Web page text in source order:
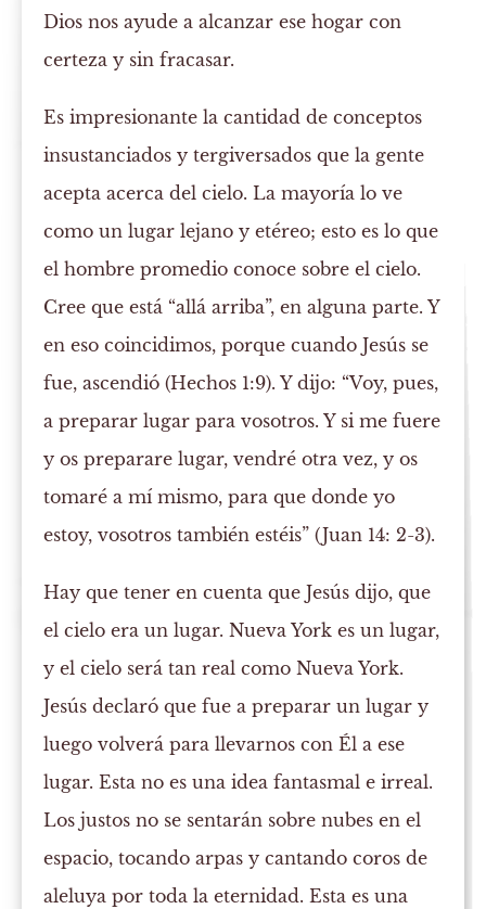
Dios nos ayude a alcanzar ese hogar con
certeza y sin fracasar.
Es impresionante la cantidad de conceptos
insustanciados y tergiversados que la gente
acepta acerca del cielo. La mayoría lo ve
como un lugar lejano y etéreo; esto es lo que
el hombre promedio conoce sobre el cielo.
Cree que está “allá arriba”, en alguna parte. Y
en eso coincidimos, porque cuando Jesús se
fue, ascendió (Hechos 1:9). Y dijo: “Voy, pues,
a preparar lugar para vosotros. Y si me fuere
y os preparare lugar, vendré otra vez, y os
tomaré a mí mismo, para que donde yo
estoy, vosotros también estéis” (Juan 14: 2-3).
Hay que tener en cuenta que Jesús dijo, que
el cielo era un lugar. Nueva York es un lugar,
y el cielo será tan real como Nueva York.
Jesús declaró que fue a preparar un lugar y
luego volverá para llevarnos con Él a ese
lugar. Esta no es una idea fantasmal e irreal.
Los justos no se sentarán sobre nubes en el
espacio, tocando arpas y cantando coros de
aleluya por toda la eternidad. Esta es una